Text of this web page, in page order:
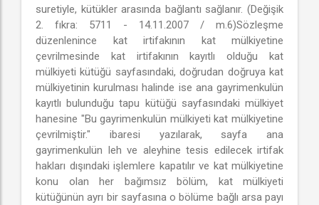
suretiyle, kütükler arasında bağlantı sağlanır. (Değişik
2. fıkra: 5711 - 14.11.2007 / m.6)Sözleşme
düzenlenince kat irtifakının kat mülkiyetine
çevrilmesinde kat irtifakının kayıtlı olduğu kat
mülkiyeti kütüğü sayfasındaki, doğrudan doğruya kat
mülkiyetinin kurulması halinde ise ana gayrimenkulün
kayıtlı bulunduğu tapu kütüğü sayfasındaki mülkiyet
hanesine "Bu gayrimenkulün mülkiyeti kat mülkiyetine
çevrilmiştir." ibaresi yazılarak, sayfa ana
gayrimenkulün leh ve aleyhine tesis edilecek irtifak
hakları dışındaki işlemlere kapatılır ve kat mülkiyetine
konu olan her bağımsız bölüm, kat mülkiyeti
kütüğünün ayrı bir sayfasına o bölüme bağlı arsa payı